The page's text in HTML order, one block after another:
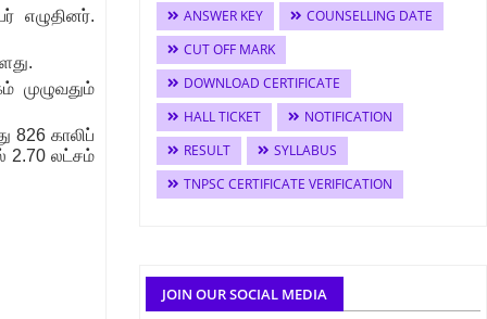
எழுதினர்.
முழுவதும்
826 காலிப்
2.70 லட்சம்
ANSWER KEY
COUNSELLING DATE
CUT OFF MARK
DOWNLOAD CERTIFICATE
HALL TICKET
NOTIFICATION
RESULT
SYLLABUS
TNPSC CERTIFICATE VERIFICATION
JOIN OUR SOCIAL MEDIA